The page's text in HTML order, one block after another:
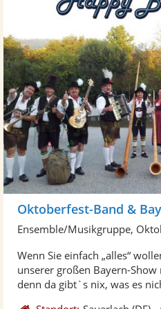
Wenn Sie einfach „alles“
unserer großen Bayern-
denn da gibt`s nix, was es